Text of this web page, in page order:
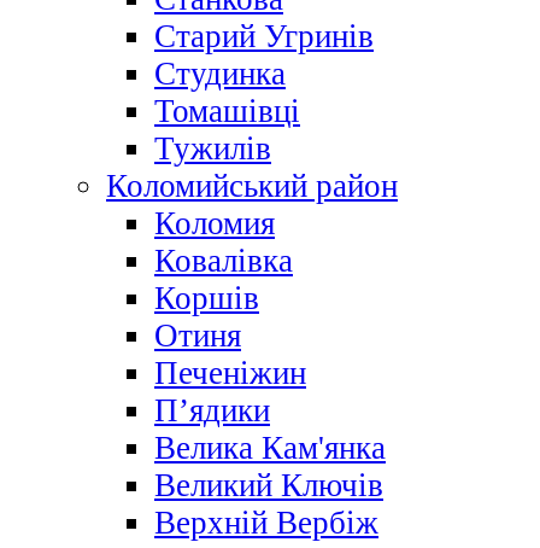
Старий Угринів
Студинка
Томашівці
Тужилів
Коломийський район
Коломия
Ковалівка
Коршів
Отиня
Печеніжин
П’ядики
Велика Кам'янка
Великий Ключів
Верхній Вербіж